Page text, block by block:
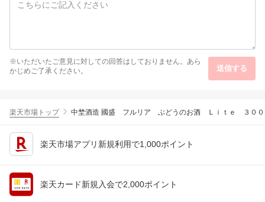
※いただいたご意見に対しての回答はしておりません。あら
かじめご了承ください。
送信する
楽天市場トップ 中埜酒造 國盛 フルリア ぶどうのお酒 Ｌｉｔｅ ３００
楽天市場アプリ新規利用で1,000ポイント
楽天カード新規入会で2,000ポイント